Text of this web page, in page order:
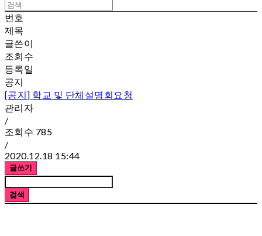
번호
제목
글쓴이
조회수
등록일
공지
[공지] 학교 및 단체설명회요청
관리자
/
조회수 785
/
2020.12.18 15:44
글쓰기
검색